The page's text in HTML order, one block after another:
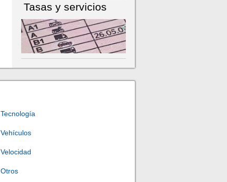
Tasas y servicios
Tecnología
Vehículos
Velocidad
Otros